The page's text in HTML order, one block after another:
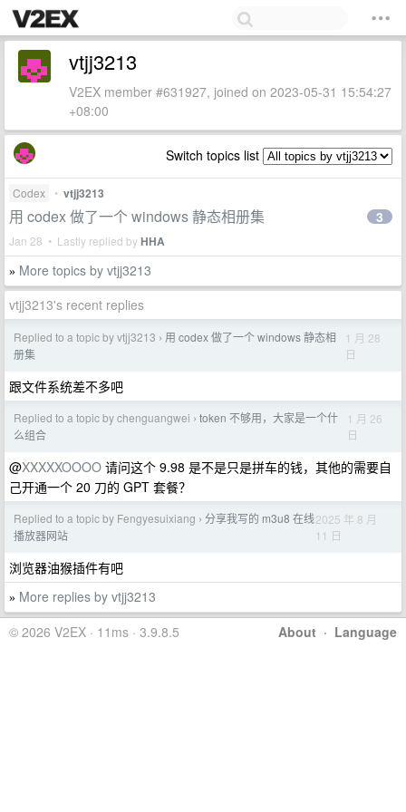
vtjj3213
V2EX member #631927, joined on 2023-05-31 15:54:27
+08:00
Switch topics list
Codex • vtjj3213
用 codex 做了一个 windows 静态相册集
Jan 28 • Lastly replied byHHA
3
» More topics by vtjj3213
vtjj3213's recent replies
Replied to a topic by vtjj3213 › 用 codex 做了一个 windows 静态相
册集
1 月 28
日
跟文件系统差不多吧
Replied to a topic by chenguangwei › token 不够用，大家是一个什
么组合
1 月 26
日
@XXXXXOOOO 请问这个 9.98 是不是只是拼车的钱，其他的需要自
己开通一个 20 刀的 GPT 套餐？
Replied to a topic by Fengyesuixiang › 分享我写的 m3u8 在线
播放器网站
2025 年 8 月
11 日
浏览器油猴插件有吧
» More replies by vtjj3213
About · Language
© 2026 V2EX · 11ms · 3.9.8.5